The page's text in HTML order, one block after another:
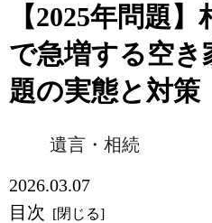
【2025年問題】
で急増する空き
題の実態と対策
遺言・相続
2026.03.07
目次